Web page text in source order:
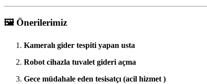
🖼️ Önerilerimiz
Kameralı gider tespiti yapan usta
Robot cihazla tuvalet gideri açma
Gece müdahale eden tesisatçı (acil hizmet )